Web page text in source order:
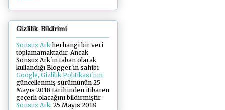
Gizlilik Bildirimi
Sonsuz Arkherhangi bir veri
toplamamaktadır. Ancak
Sonsuz Ark'ın taban olarak
kullandığı Blogger'ın sahibi
Google, Gizlilik Politikası'nın
güncellenmiş sürümünün 25
Mayıs 2018 tarihinden itibaren
geçerli olacağını bildirmiştir.
Sonsuz Ark, 25 Mayıs 2018